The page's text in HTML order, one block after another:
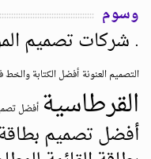
وسوم
. شركات تصميم
التصميم العنونة أفضل الكتابة والخط
القرطاسية أفضل
أفضل تصميم بطاقة